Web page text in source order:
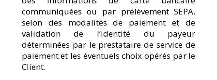
communiquées ou par prélèvement SEPA,
selon des modalités de paiement et de
validation de l’identité du payeur
déterminées par le prestataire de service de
paiement et les éventuels choix opérés par le
Client.